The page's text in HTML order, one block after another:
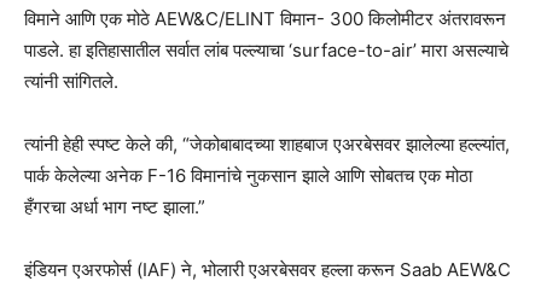
विमाने आणि एक मोठे AEW&C/ELINT विमान- 300 किलोमीटर अंतरावरून
पाडले. हा इतिहासातील सर्वात लांब पल्ल्याचा ‘surface-to-air’ मारा असल्याचे
त्यांनी सांगितले.
त्यांनी हेही स्पष्ट केले की, “जेकोबाबादच्या शाहबाज एअरबेसवर झालेल्या हल्ल्यांत,
पार्क केलेल्या अनेक F-16 विमानांचे नुकसान झाले आणि सोबतच एक मोठा
हँगरचा अर्धा भाग नष्ट झाला.”
इंडियन एअरफोर्स (IAF) ने, भोलारी एअरबेसवर हल्ला करून Saab AEW&C